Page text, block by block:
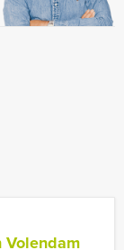
Volendam